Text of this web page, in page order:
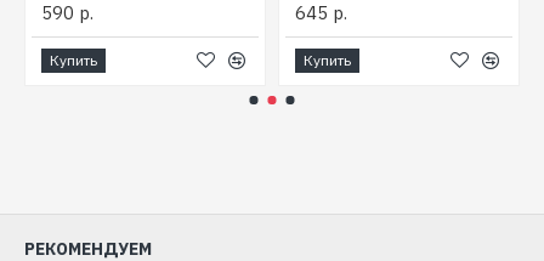
590 р.
Купить
645 р.
Купить
РЕКОМЕНДУЕМ